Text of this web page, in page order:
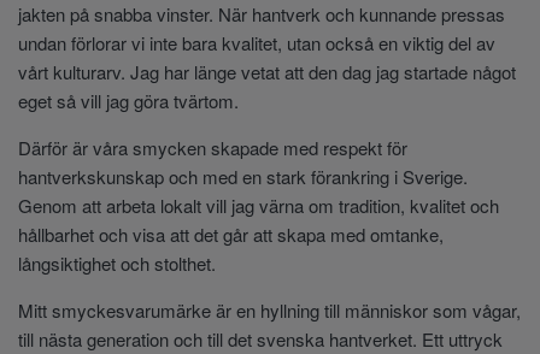
jakten på snabba vinster. När hantverk och kunnande pressas
undan förlorar vi inte bara kvalitet, utan också en viktig del av
vårt kulturarv. Jag har länge vetat att den dag jag startade något
eget så vill jag göra tvärtom.
Därför är våra smycken skapade med respekt för
hantverkskunskap och med en stark förankring i Sverige.
Genom att arbeta lokalt vill jag värna om tradition, kvalitet och
hållbarhet och visa att det går att skapa med omtanke,
långsiktighet och stolthet.
Mitt smyckesvarumärke är en hyllning till människor som vågar,
till nästa generation och till det svenska hantverket. Ett uttryck